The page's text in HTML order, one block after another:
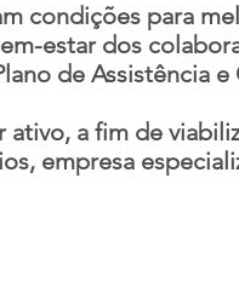
condições para
estar dos
de Assistência e
a fim de
empresa